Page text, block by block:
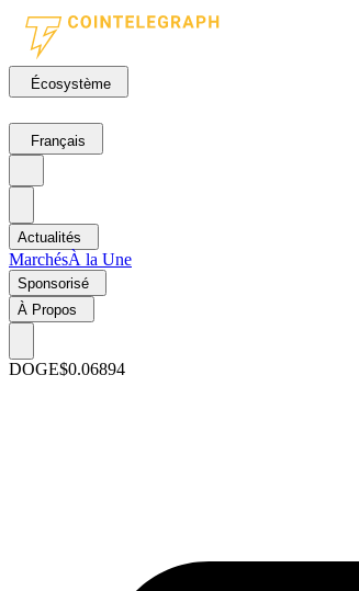
Écosystème
Français
Actualités
MarchésÀ la Une
Sponsorisé
À Propos
DOGE$0.06894